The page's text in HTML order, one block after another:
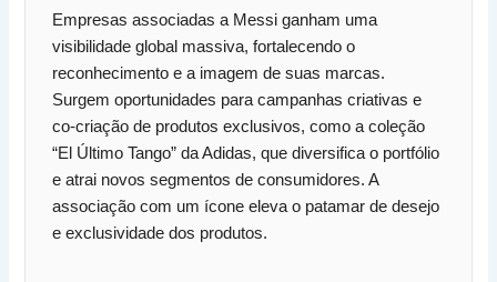
Empresas associadas a Messi ganham uma
visibilidade global massiva, fortalecendo o
reconhecimento e a imagem de suas marcas.
Surgem oportunidades para campanhas criativas e
co-criação de produtos exclusivos, como a coleção
“El Último Tango” da Adidas, que diversifica o portfólio
e atrai novos segmentos de consumidores. A
associação com um ícone eleva o patamar de desejo
e exclusividade dos produtos.